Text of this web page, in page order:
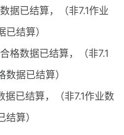
据已结算，（非7.1作业
结算）
格数据已结算，（非7.1
据已结算）
已结算，（非7.1作业数
算）